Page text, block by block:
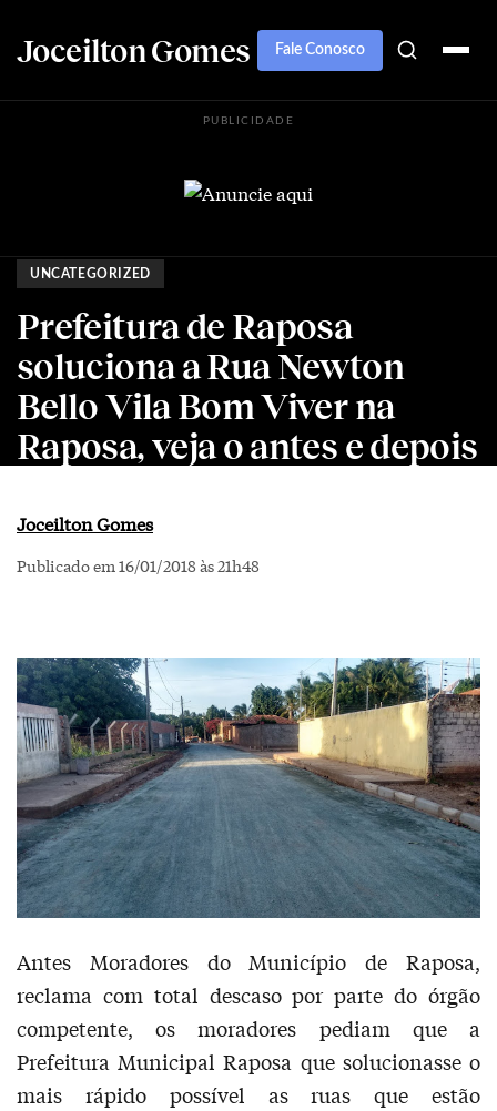
Joceilton Gomes Fale Conosco
PUBLICIDADE
UNCATEGORIZED
Prefeitura de Raposa
soluciona a Rua Newton
Bello Vila Bom Viver na
Raposa, veja o antes e depois
Joceilton Gomes
Publicado em 16/01/2018 às 21h48
Antes Moradores do Município de Raposa,
reclama com total descaso por parte do órgão
competente, os moradores pediam que a
Prefeitura Municipal Raposa que solucionasse o
mais rápido possível as ruas que estão